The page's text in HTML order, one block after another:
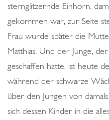
sternglitzernde Einhorn,
gekommen war, zur Seite
Frau wurde später die
Matthias. Und der Junge,
geschaffen hatte, ist heute
während der schwarze
über den Jungen von
sich dessen Kinder in die